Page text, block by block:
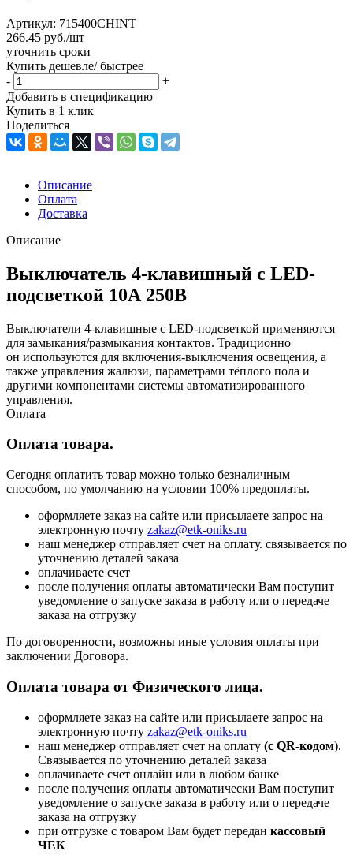
Артикул: 715400CHINT
266.45 руб./шт
уточнить сроки
Купить дешевле/ быстрее
-
+
Добавить в спецификацию
Купить в 1 клик
Поделиться
Описание
Оплата
Доставка
Описание
Выключатель 4-клавишный с LED-
подсветкой 10А 250В
Выключатели 4-клавишные с LED-подсветкой применяются
для замыкания/размыкания контактов. Традиционно
он используются для включения-выключения освещения, а
также управления жалюзи, параметрами тёплого пола и
другими компонентами системы автоматизированного
управления.
Оплата
Оплата товара.
Сегодня оплатить товар можно только безналичным
способом, по умолчанию на условии 100% предоплаты.
оформляете заказ на сайте или присылаете запрос на
электронную почту zakaz@etk-oniks.ru
наш менеджер отправляет счет на оплату. связывается по
уточнению деталей заказа
оплачиваете счет
после получения оплаты автоматически Вам поступит
уведомление о запуске заказа в работу или о передаче
заказа на отгрузку
По договоренности, возможны иные условия оплаты при
заключении Договора.
Оплата товара от Физического лица.
оформляете заказ на сайте или присылаете запрос на
электронную почту zakaz@etk-oniks.ru
наш менеджер отправляет счет на оплату (с QR-кодом).
Связывается по уточнению деталей заказа
оплачиваете счет онлайн или в любом банке
после получения оплаты автоматически Вам поступит
уведомление о запуске заказа в работу или о передаче
заказа на отгрузку
при отгрузке с товаром Вам будет передан кассовый
ЧЕК